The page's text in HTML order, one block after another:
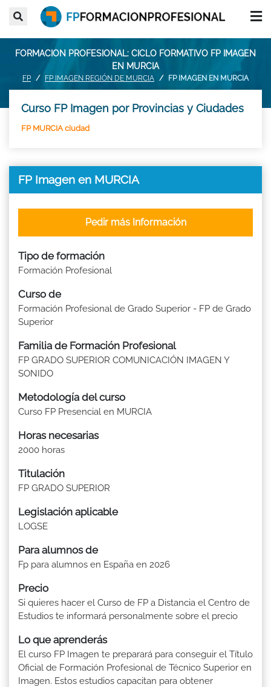
FORMACION PROFESIONAL: CICLO FORMATIVO FP IMAGEN
EN MURCIA
FP FP IMAGEN REGIÓN DE MURCIA FP IMAGEN EN MURCIA
Curso FP Imagen por Provincias y Ciudades
FP MURCIA ciudad
FP Imagen en MURCIA
Tipo de formación
Formación Profesional
Curso de
Formación Profesional de Grado Superior - FP de Grado
Superior
Familia de Formación Profesional
FP GRADO SUPERIOR COMUNICACIÓN IMAGEN Y
SONIDO
Metodología del curso
Curso FP Presencial en MURCIA
Horas necesarias
2000 horas
Titulación
FP GRADO SUPERIOR
Legislación aplicable
LOGSE
Para alumnos de
Fp para alumnos en España en 2026
Precio
Si quieres hacer el Curso de FP a Distancia el Centro de
Estudios te informará personalmente sobre el precio
Pedir más Información
Lo que aprenderás
El curso FP Imagen te preparará para conseguir el Título
Oficial de Formación Profesional de Técnico Superior en
Imagen. Estos estudios capacitan para obtener